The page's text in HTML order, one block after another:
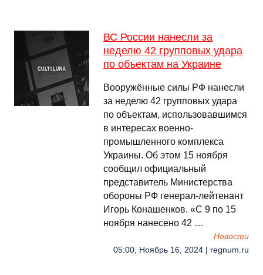
ВС России нанесли за
неделю 42 групповых удара
по объектам на Украине
Вооружённые силы РФ нанесли
за неделю 42 групповых удара
по объектам, использовавшимся
в интересах военно-
промышленного комплекса
Украины. Об этом 15 ноября
сообщил официальный
представитель Министерства
обороны РФ генерал-лейтенант
Игорь Конашенков. «С 9 по 15
ноября нанесено 42 …
Новости
05:00, Ноябрь 16, 2024 | regnum.ru